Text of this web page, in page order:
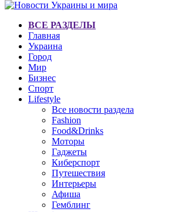
ВСЕ РАЗДЕЛЫ
Главная
Украина
Город
Мир
Бизнес
Спорт
Lifestyle
Все новости раздела
Fashion
Food&Drinks
Моторы
Гаджеты
Киберспорт
Путешествия
Интерьеры
Афиша
Гемблинг